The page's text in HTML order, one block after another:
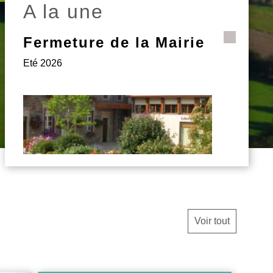
A la une
Fermeture de la Mairie
Eté 2026
Voir tout